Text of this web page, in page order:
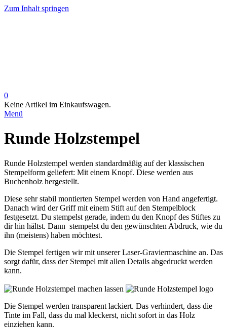
Zum Inhalt springen
0
Keine Artikel im Einkaufswagen.
Menü
Runde Holzstempel
Runde Holzstempel werden standardmäßig auf der klassischen
Stempelform geliefert: Mit einem Knopf. Diese werden aus
Buchenholz hergestellt.
Diese sehr stabil montierten Stempel werden von Hand angefertigt.
Danach wird der Griff mit einem Stift auf den Stempelblock
festgesetzt. Du stempelst gerade, indem du den Knopf des Stiftes zu
dir hin hältst. Dann stempelst du den gewünschten Abdruck, wie du
ihn (meistens) haben möchtest.
Die Stempel fertigen wir mit unserer Laser-Graviermaschine an. Das
sorgt dafür, dass der Stempel mit allen Details abgedruckt werden
kann.
Die Stempel werden transparent lackiert. Das verhindert, dass die
Tinte im Fall, dass du mal kleckerst, nicht sofort in das Holz
einziehen kann.